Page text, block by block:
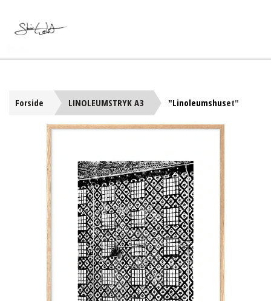
Forside LINOLEUMSTRYK A3 "Linoleumshuset"